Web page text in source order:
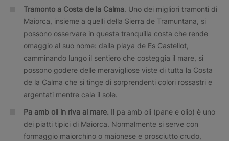
Tramonto a Costa de la Calma. Uno dei migliori tramonti di
Maiorca, insieme a quelli della Sierra de Tramuntana, si
possono osservare in questa tranquilla costa che rende
omaggio al suo nome: dalla playa de Es Castellot,
camminando lungo il sentiero che costeggia il mare, si
possono godere delle meravigliose viste di tutta la Costa
de la Calma che si tinge di sorprendenti colori rossastri e
argentati mentre cala il sole.
Pa amb oli in riva al mare. Il pa amb oli (pane e olio) è uno
dei piatti tipici di Maiorca. Normalmente si serve con
formaggio maiorchino o maionese e prosciutto crudo,